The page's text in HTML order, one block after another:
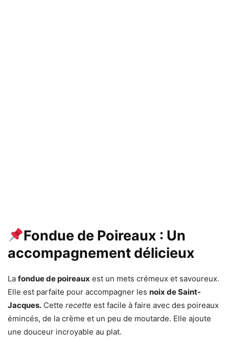
Fondue de Poireaux : Un
accompagnement délicieux
La fondue de poireaux est un mets crémeux et savoureux.
Elle est parfaite pour accompagner les noix de Saint-
Jacques. Cette recette est facile à faire avec des poireaux
émincés, de la crème et un peu de moutarde. Elle ajoute
une douceur incroyable au plat.